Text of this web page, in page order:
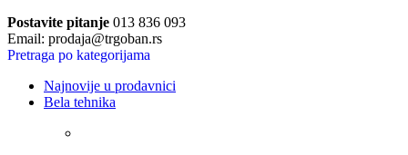
Postavite pitanje 013 836 093
Email: prodaja@trgoban.rs
Pretraga po kategorijama
Najnovije u prodavnici
Bela tehnika